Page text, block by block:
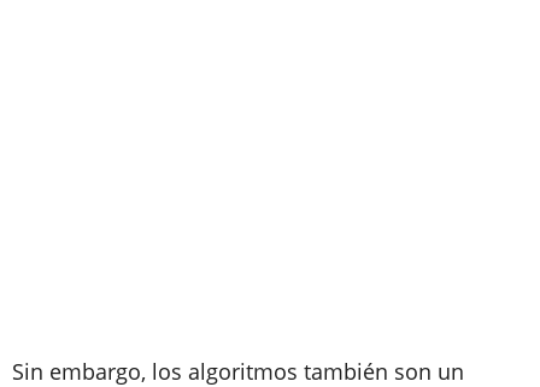
Sin embargo, los algoritmos también son un